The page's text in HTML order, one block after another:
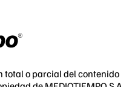
total o parcial del contenido